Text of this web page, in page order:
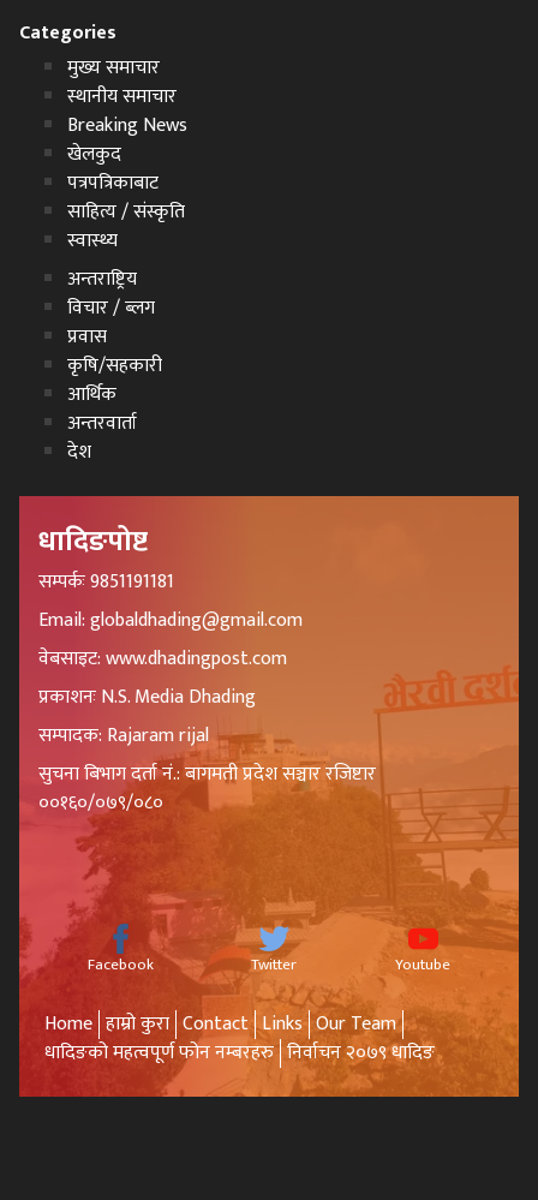
Categories
मुख्य समाचार
स्थानीय समाचार
Breaking News
खेलकुद
पत्रपत्रिकाबाट
साहित्य / संस्कृति
स्वास्थ्य
अन्तराष्ट्रिय
विचार / ब्लग
प्रवास
कृषि/सहकारी
आर्थिक
अन्तरवार्ता
देश
धादिङपोष्ट
सम्पर्कः 9851191181
Email: globaldhading@gmail.com
वेबसाइट: www.dhadingpost.com
प्रकाशनः N.S. Media Dhading
सम्पादक: Rajaram rijal
सुचना बिभाग दर्ता नं.: बागमती प्रदेश सञ्चार रजिष्टार
००१६०/०७९/०८०
Facebook Twitter Youtube
Home हाम्रो कुरा Contact Links Our Team
धादिङको महत्वपूर्ण फोन नम्बरहरु निर्वाचन २०७९ धादिङ